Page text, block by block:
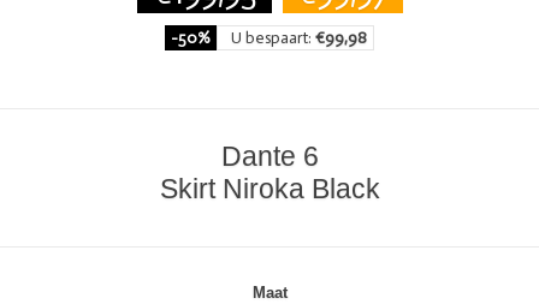
-50% U bespaart: €99,98
Dante 6
Skirt Niroka Black
Maat